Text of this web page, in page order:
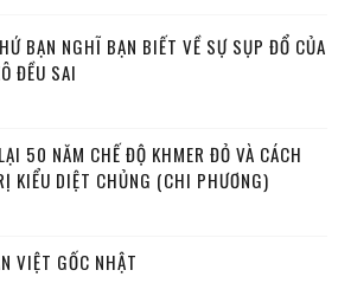
BẠN NGHĨ BẠN BIẾT VỀ SỰ SỤP ĐỔ CỦA
ĐỀU SAI
50 NĂM CHẾ ĐỘ KHMER ĐỎ VÀ CÁCH
KIỂU DIỆT CHỦNG (CHI PHƯƠNG)
VIỆT GỐC NHẬT